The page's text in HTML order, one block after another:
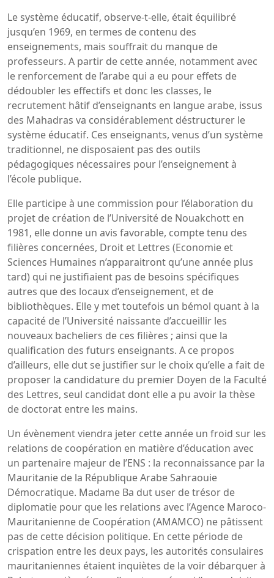
Le système éducatif, observe-t-elle, était équilibré
jusqu’en 1969, en termes de contenu des
enseignements, mais souffrait du manque de
professeurs. A partir de cette année, notamment avec
le renforcement de l’arabe qui a eu pour effets de
dédoubler les effectifs et donc les classes, le
recrutement hâtif d’enseignants en langue arabe, issus
des Mahadras va considérablement déstructurer le
système éducatif. Ces enseignants, venus d’un système
traditionnel, ne disposaient pas des outils
pédagogiques nécessaires pour l’enseignement à
l’école publique.
Elle participe à une commission pour l’élaboration du
projet de création de l’Université de Nouakchott en
1981, elle donne un avis favorable, compte tenu des
filières concernées, Droit et Lettres (Economie et
Sciences Humaines n’apparaitront qu’une année plus
tard) qui ne justifiaient pas de besoins spécifiques
autres que des locaux d’enseignement, et de
bibliothèques. Elle y met toutefois un bémol quant à la
capacité de l’Université naissante d’accueillir les
nouveaux bacheliers de ces filières ; ainsi que la
qualification des futurs enseignants. A ce propos
d’ailleurs, elle dut se justifier sur le choix qu’elle a fait de
proposer la candidature du premier Doyen de la Faculté
des Lettres, seul candidat dont elle a pu avoir la thèse
de doctorat entre les mains.
Un évènement viendra jeter cette année un froid sur les
relations de coopération en matière d’éducation avec
un partenaire majeur de l’ENS : la reconnaissance par la
Mauritanie de la République Arabe Sahraouie
Démocratique. Madame Ba dut user de trésor de
diplomatie pour que les relations avec l’Agence Maroco-
Mauritanienne de Coopération (AMAMCO) ne pâtissent
pas de cette décision politique. En cette période de
crispation entre les deux pays, les autorités consulaires
mauritaniennes étaient inquiètes de la voir débarquer à